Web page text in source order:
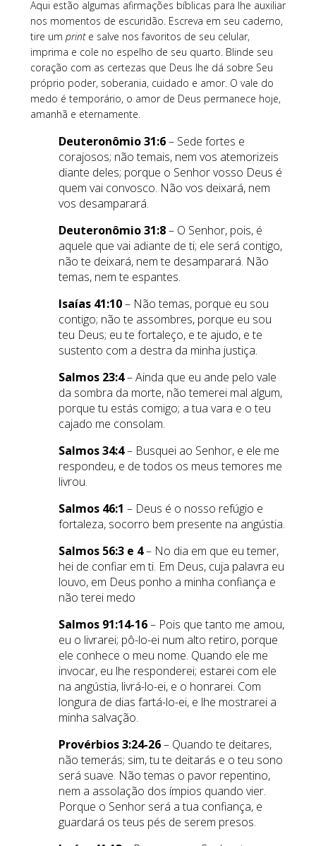
Aqui estão algumas afirmações bíblicas para lhe auxiliar
nos momentos de escuridão. Escreva em seu caderno,
tire um printe salve nos favoritos de seu celular,
imprima e cole no espelho de seu quarto. Blinde seu
coração com as certezas que Deus lhe dá sobre Seu
próprio poder, soberania, cuidado e amor. O vale do
medo é temporário, o amor de Deus permanece hoje,
amanhã e eternamente.
Deuteronômio 31:6– Sede fortes e
corajosos; não temais, nem vos atemorizeis
diante deles; porque o Senhor vosso Deus é
quem vai convosco. Não vos deixará, nem
vos desamparará.
Deuteronômio 31:8– O Senhor, pois, é
aquele que vai adiante de ti; ele será contigo,
não te deixará, nem te desamparará. Não
temas, nem te espantes.
Isaías 41:10– Não temas, porque eu sou
contigo; não te assombres, porque eu sou
teu Deus; eu te fortaleço, e te ajudo, e te
sustento com a destra da minha justiça.
Salmos 23:4– Ainda que eu ande pelo vale
da sombra da morte, não temerei mal algum,
porque tu estás comigo; a tua vara e o teu
cajado me consolam.
Salmos 34:4– Busquei ao Senhor, e ele me
respondeu, e de todos os meus temores me
livrou.
Salmos 46:1 – Deus é o nosso refúgio e
fortaleza, socorro bem presente na angústia.
Salmos 56:3 e 4– No dia em que eu temer,
hei de confiar em ti. Em Deus, cuja palavra eu
louvo, em Deus ponho a minha confiança e
não terei medo
Salmos 91:14-16– Pois que tanto me amou,
eu o livrarei; pô-lo-ei num alto retiro, porque
ele conhece o meu nome. Quando ele me
invocar, eu lhe responderei; estarei com ele
na angústia, livrá-lo-ei, e o honrarei. Com
longura de dias fartá-lo-ei, e lhe mostrarei a
minha salvação.
Provérbios 3:24-26– Quando te deitares,
não temerás; sim, tu te deitarás e o teu sono
será suave. Não temas o pavor repentino,
nem a assolação dos ímpios quando vier.
Porque o Senhor será a tua confiança, e
guardará os teus pés de serem presos.